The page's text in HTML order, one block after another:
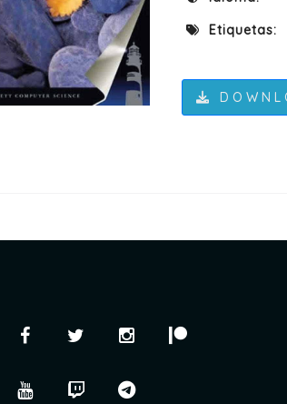
Etiquetas:
FacebookTwitter InstagramPatreon
YouTube Twitchtelegram